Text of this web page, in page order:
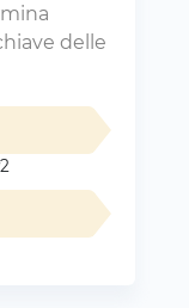
delle